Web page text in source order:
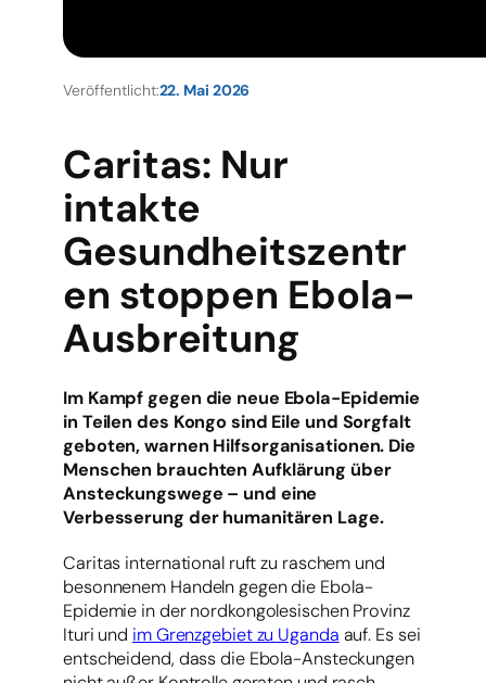
Veröffentlicht:22. Mai 2026
Caritas: Nur
intakte
Gesundheitszentr
en stoppen Ebola-
Ausbreitung
Im Kampf gegen die neue Ebola-Epidemie
in Teilen des Kongo sind Eile und Sorgfalt
geboten, warnen Hilfsorganisationen. Die
Menschen brauchten Aufklärung über
Ansteckungswege – und eine
Verbesserung der humanitären Lage.
Caritas international ruft zu raschem und
besonnenem Handeln gegen die Ebola-
Epidemie in der nordkongolesischen Provinz
Ituri und im Grenzgebiet zu Uganda auf. Es sei
entscheidend, dass die Ebola-Ansteckungen